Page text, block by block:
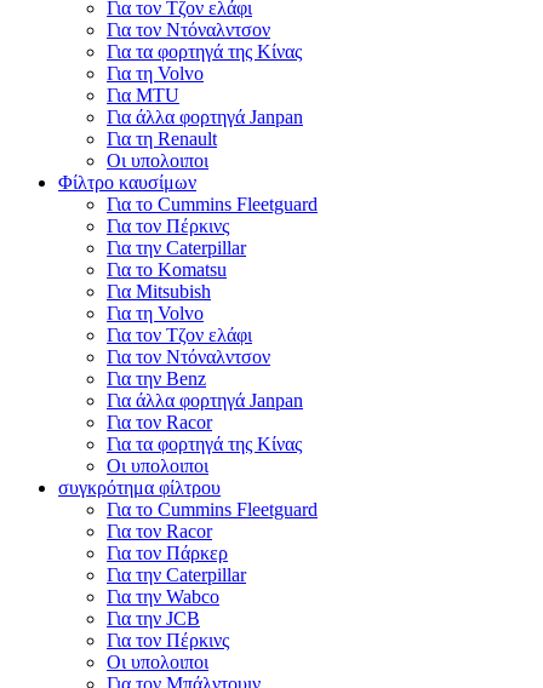
Για τον Τζον ελάφι
Για τον Ντόναλντσον
Για τα φορτηγά της Κίνας
Για τη Volvo
Για MTU
Για άλλα φορτηγά Janpan
Για τη Renault
Οι υπολοιποι
Φίλτρο καυσίμων
Για το Cummins Fleetguard
Για τον Πέρκινς
Για την Caterpillar
Για το Komatsu
Για Mitsubish
Για τη Volvo
Για τον Τζον ελάφι
Για τον Ντόναλντσον
Για την Benz
Για άλλα φορτηγά Janpan
Για τον Racor
Για τα φορτηγά της Κίνας
Οι υπολοιποι
συγκρότημα φίλτρου
Για το Cummins Fleetguard
Για τον Racor
Για τον Πάρκερ
Για την Caterpillar
Για την Wabco
Για την JCB
Για τον Πέρκινς
Οι υπολοιποι
Για τον Μπάλντουιν